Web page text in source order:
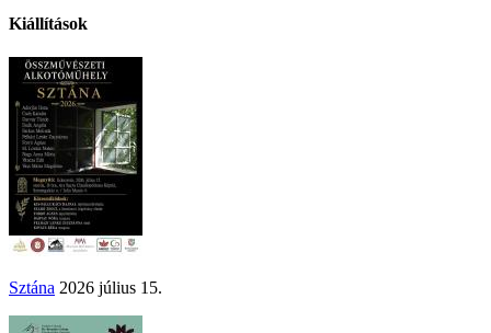
Kiállítások
Sztána 2026 július 15.